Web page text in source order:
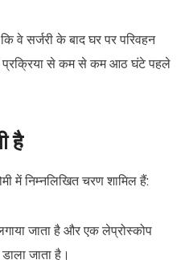
वे सर्जरी के बाद घर पर परिवहन
प्रक्रिया से कम से कम आठ घंटे पहले
है
में निम्नलिखित चरण शामिल हैं:
जाता है और एक लेप्रोस्कोप
जाता है।